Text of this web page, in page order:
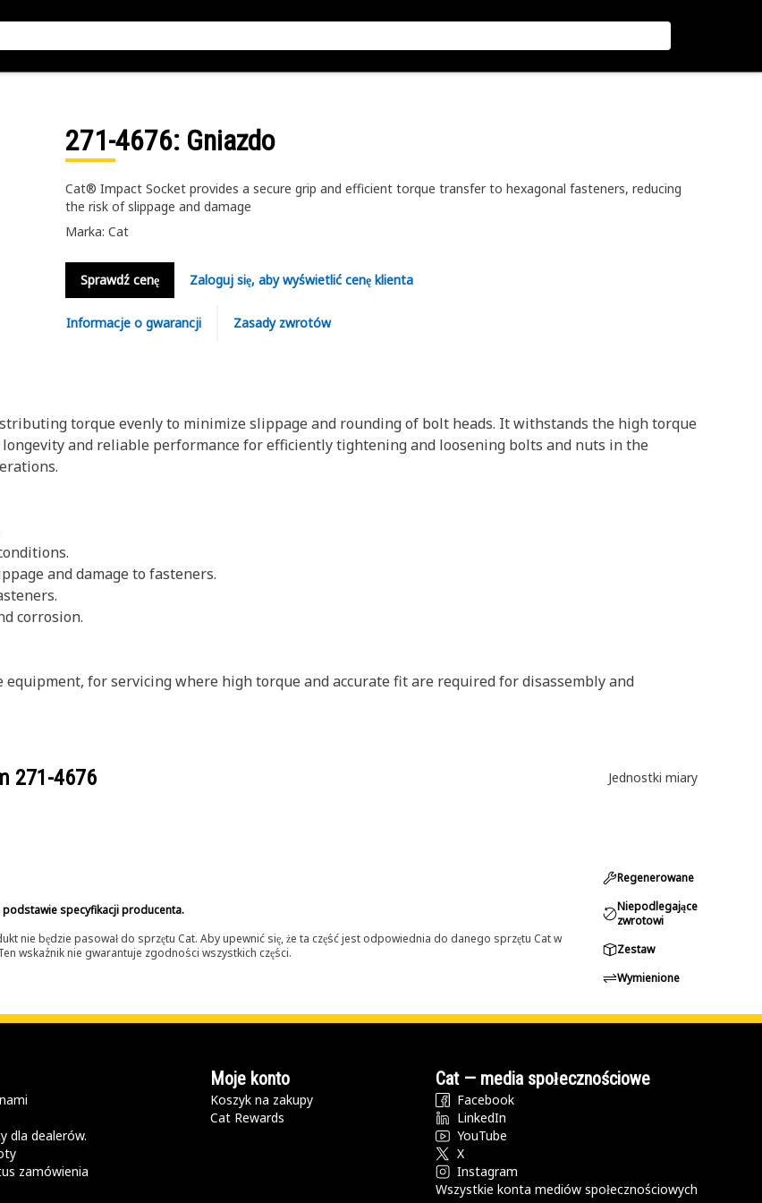
271-4676: Gniazdo
Cat® Impact Socket provides a secure grip and efficient torque transfer to hexagonal fasteners, reducing
the risk of slippage and damage
Marka: Cat
Sprawdź cenę Zaloguj się, aby wyświetlić cenę klienta
Informacje o gwarancji Zasady zwrotów
torque evenly to minimize slippage and rounding of bolt heads. It withstands the high torque
and reliable performance for efficiently tightening and loosening bolts and nuts in the
and damage to fasteners.
corrosion.
for servicing where high torque and accurate fit are required for disassembly and
271-4676 Jednostki miary
podstawie specyfikacji producenta.
nie będzie pasował do sprzętu Cat. Aby upewnić się, że ta część jest odpowiednia do danego sprzętu Cat w
wskaźnik nie gwarantuje zgodności wszystkich części.
Regenerowane
Niepodlegające
zwrotowi
Zestaw
Wymienione
dla dealerów.
zamówienia
Moje konto
Koszyk na zakupy
Cat Rewards
Cat — media społecznościowe
Facebook
LinkedIn
YouTube
X
Instagram
Wszystkie konta mediów społecznościowych